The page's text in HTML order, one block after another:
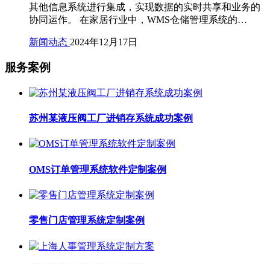
其他信息系统进行集成，实现数据的实时共享和业务的
协同运作。 在家居行业中，WMS仓储管理系统的…
新闻动态 2024年12月17日
服务案例
苏州某液压阀工厂进销存系统成功案例
OMS订单管理系统软件定制案例
零售门店管理系统定制案例